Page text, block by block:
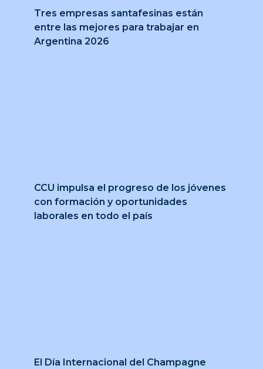
Tres empresas santafesinas están
entre las mejores para trabajar en
Argentina 2026
CCU impulsa el progreso de los jóvenes
con formación y oportunidades
laborales en todo el país
El Día Internacional del Champagne